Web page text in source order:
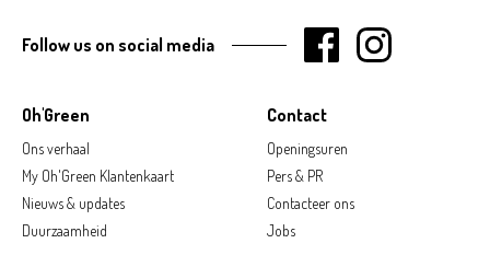
Oh'Green
Ons verhaal
My Oh'Green Klantenkaart
Nieuws & updates
Duurzaamheid
Contact
Openingsuren
Pers & PR
Contacteer ons
Jobs
Follow us on social media